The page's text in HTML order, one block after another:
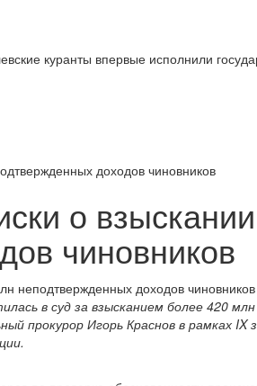
куранты впервые исполнили
доходов чиновников
о
чиновников
в суд за взысканием более 420
прокурор Игорь Краснов в рамках IX